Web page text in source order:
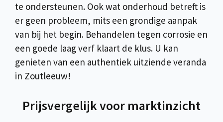
te ondersteunen. Ook wat onderhoud betreft is
er geen probleem, mits een grondige aanpak
van bij het begin. Behandelen tegen corrosie en
een goede laag verf klaart de klus. U kan
genieten van een authentiek uitziende veranda
in Zoutleeuw!
Prijsvergelijk voor marktinzicht